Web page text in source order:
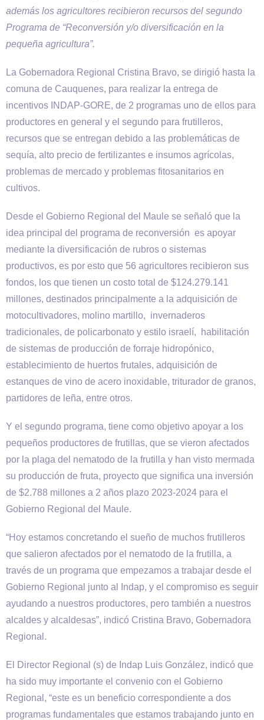
además los agricultores recibieron recursos del segundo
Programa de “Reconversión y/o diversificación en la
pequeña agricultura”.
La Gobernadora Regional Cristina Bravo, se dirigió hasta la
comuna de Cauquenes, para realizar la entrega de
incentivos INDAP-GORE, de 2 programas uno de ellos para
productores en general y el segundo para frutilleros,
recursos que se entregan debido a las problemáticas de
sequía, alto precio de fertilizantes e insumos agrícolas,
problemas de mercado y problemas fitosanitarios en
cultivos.
Desde el Gobierno Regional del Maule se señaló que la
idea principal del programa de reconversión es apoyar
mediante la diversificación de rubros o sistemas
productivos, es por esto que 56 agricultores recibieron sus
fondos, los que tienen un costo total de $124.279.141
millones, destinados principalmente a la adquisición de
motocultivadores, molino martillo, invernaderos
tradicionales, de policarbonato y estilo israelí, habilitación
de sistemas de producción de forraje hidropónico,
establecimiento de huertos frutales, adquisición de
estanques de vino de acero inoxidable, triturador de granos,
partidores de leña, entre otros.
Y el segundo programa, tiene como objetivo apoyar a los
pequeños productores de frutillas, que se vieron afectados
por la plaga del nematodo de la frutilla y han visto mermada
su producción de fruta, proyecto que significa una inversión
de $2.788 millones a 2 años plazo 2023-2024 para el
Gobierno Regional del Maule.
“Hoy estamos concretando el sueño de muchos frutilleros
que salieron afectados por el nematodo de la frutilla, a
través de un programa que empezamos a trabajar desde el
Gobierno Regional junto al Indap, y el compromiso es seguir
ayudando a nuestros productores, pero también a nuestros
alcaldes y alcaldesas”, indicó Cristina Bravo, Gobernadora
Regional.
El Director Regional (s) de Indap Luis González, indicó que
ha sido muy importante el convenio con el Gobierno
Regional, “este es un beneficio correspondiente a dos
programas fundamentales que estamos trabajando junto en